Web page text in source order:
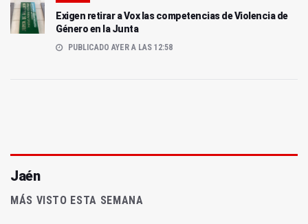
Exigen retirar a Vox las competencias de Violencia de
Género en la Junta
PUBLICADO AYER A LAS 12:58
Jaén
MÁS VISTO ESTA SEMANA